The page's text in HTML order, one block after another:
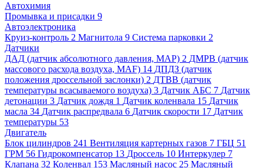
Автохимия
Промывка и присадки 9
Автоэлектроника
Круиз-контроль 2 Магнитола 9 Система парковки 2
Датчики
ДАД (датчик абсолютного давления, MAP) 2 ДМРВ (датчик
массового расхода воздуха, MAF) 14 ДПДЗ (датчик
положения дроссельной заслонки) 2 ДТВВ (датчик
температуры всасываемого воздуха) 3 Датчик АБС 7 Датчик
детонации 3 Датчик дождя 1 Датчик коленвала 15 Датчик
масла 34 Датчик распредвала 6 Датчик скорости 17 Датчик
температуры 53
Двигатель
Блок цилиндров 241 Вентиляция картерных газов 7 ГБЦ 51
ГРМ 56 Гидрокомпенсатор 13 Дроссель 10 Интеркулер 7
Клапана 32 Коленвал 153 Масляный насос 25 Масляный